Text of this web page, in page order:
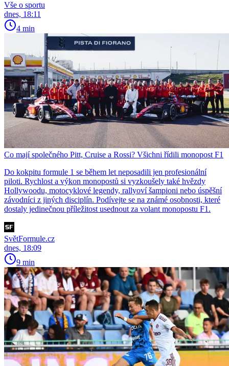
Vše o sportu
dnes, 18:11
4 min
Co mají společného Pitt, Cruise a Rossi? Všichni řídili monopost F1
Do kokpitu formule 1 se během let neposadili jen profesionální
piloti. Rychlost a výkon monopostů si vyzkoušely také hvězdy
Hollywoodu, motocyklové legendy, rallyoví šampioni nebo úspěšní
závodníci z jiných disciplín. Podívejte se na známé osobnosti, které
dostaly jedinečnou příležitost usednout za volant monopostu F1.
SvětFormule.cz
dnes, 18:09
9 min